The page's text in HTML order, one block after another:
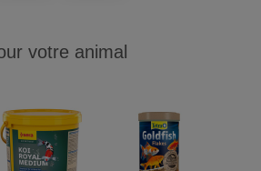
votre animal